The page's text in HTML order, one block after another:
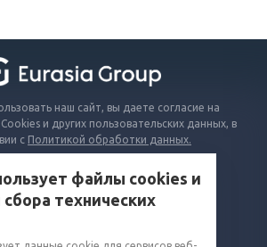
наш сайт, вы даете согласие на
и других пользовательских данных, в
с Политикой обработки данных.
КОМПАНИЯ
файлы cookies и
технических